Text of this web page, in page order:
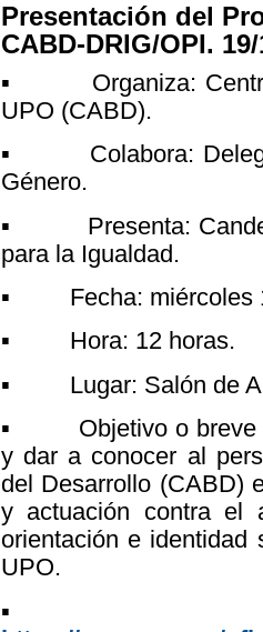
Presentación del
CABD-DRIG/OPI.
▪ Organiza: Centro
UPO (CABD).
▪ Colabora:
Género.
▪ Presenta:
para la Igualdad.
▪ Fecha: miércoles
▪ Hora: 12 horas.
▪ Lugar: Salón de
▪ Objetivo o breve
y dar a conocer al
del Desarrollo (CABD)
y actuación contra el
orientación e identidad
UPO.
▪ Más